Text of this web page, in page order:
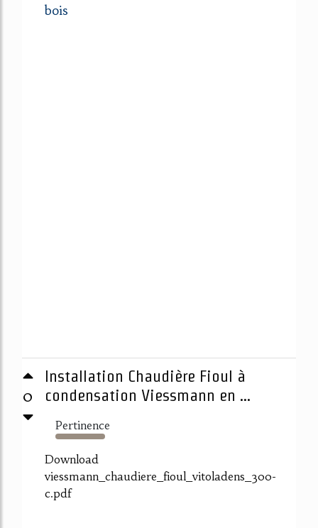
bois
0
Installation Chaudière Fioul à
condensation Viessmann en ...
Pertinence
996%
Download
viessmann_chaudiere_fioul_vitoladens_300-
c.pdf